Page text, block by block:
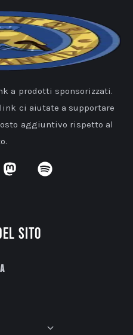
a prodotti sponsorizzati.
ci aiutate a supportare
aggiuntivo rispetto al
sito